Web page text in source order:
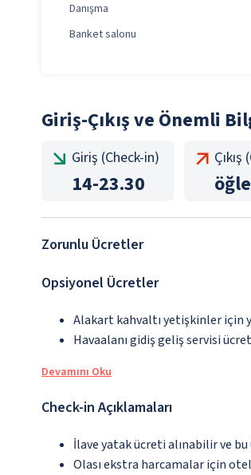
Danışma
Banket salonu
Giriş-Çıkış ve Önemli
Giriş (Check-in)
14-23.30
Zorunlu Ücretler
Opsiyonel Ücretler
Alakart kahvaltı yetişkinler için
Havaalanı gidiş geliş servisi
Devamını Oku
Check-in Açıklamaları
İlave yatak ücreti alınabilir ve
Olası ekstra harcamalar için